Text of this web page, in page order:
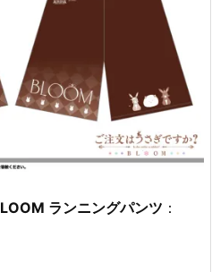
ランニングパンツ ：